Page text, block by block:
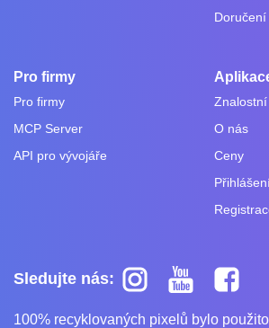
Pro firmy
Pro firmy
MCP Server
API pro vývojáře
O nás
Ceny
Sledujte nás:
100% recyklovaných pixelů bylo